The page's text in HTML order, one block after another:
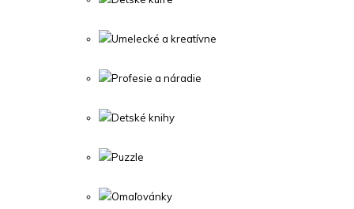
Umelecké a kreatívne
Profesie a náradie
Detské knihy
Puzzle
Omaľovánky